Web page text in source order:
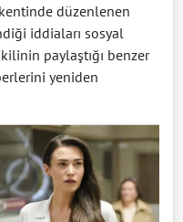
düzenlenen
iddiaları sosyal
paylaştığı benzer
yeniden